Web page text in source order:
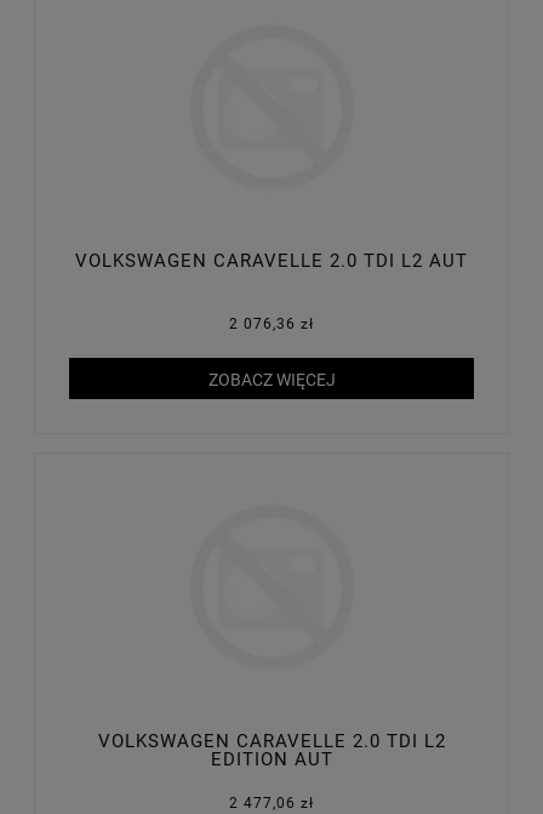
VOLKSWAGEN CARAVELLE 2.0 TDI L2 AUT
2 076,36 zł
ZOBACZ WIĘCEJ
VOLKSWAGEN CARAVELLE 2.0 TDI L2
EDITION AUT
2 477,06 zł